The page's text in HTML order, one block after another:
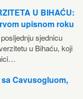
U BIHAĆU:
upisnom roku
sjednicu
u Bihaću, koji
Cavusogluom,